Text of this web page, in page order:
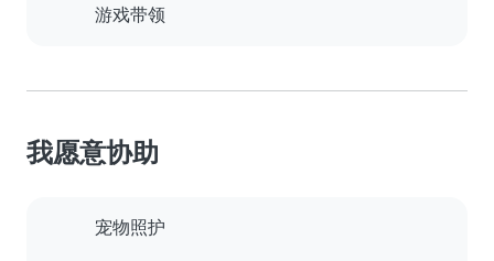
游戏带领
我愿意协助
宠物照护